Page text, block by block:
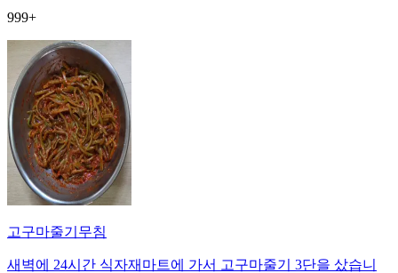
999+
고구마줄기무침
새벽에 24시간 식자재마트에 가서 고구마줄기 3단을 샀습니